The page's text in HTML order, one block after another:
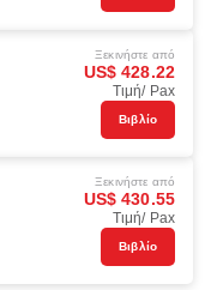
Ξεκινήστε από
US$ 428.22
Τιμή/ Pax
Βιβλίο
Ξεκινήστε από
US$ 430.55
Τιμή/ Pax
Βιβλίο